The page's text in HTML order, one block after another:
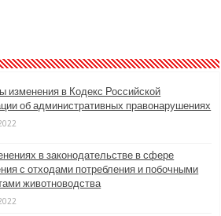
изменения в Кодекс Российской
об административных правонарушениях
в законодательстве в сфере
с отходами потребления и побочными
животноводства